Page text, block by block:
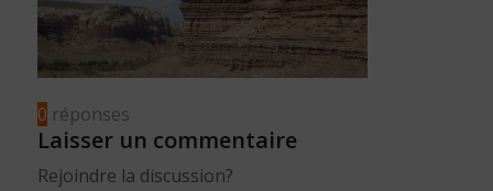
0 réponses
Laisser un commentaire
Rejoindre la discussion?